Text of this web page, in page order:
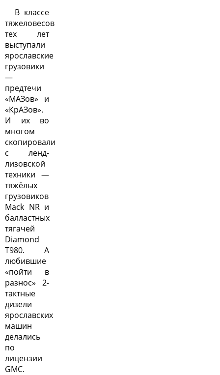
В классе
тяжеловесов
тех лет
выступали
ярославские
грузовики
—
предтечи
«МАЗов» и
«КрАЗов».
И их во
многом
скопировали
с ленд-
лизовской
техники —
тяжёлых
грузовиков
Mack NR и
балластных
тягачей
Diamond
Т980. А
любившие
«пойти в
разнос» 2-
тактные
дизели
ярославских
машин
делались
по
лицензии
GMC.